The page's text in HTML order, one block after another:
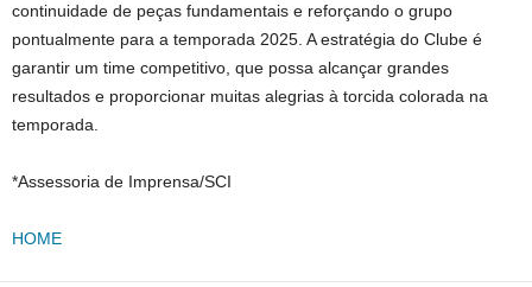
continuidade de peças fundamentais e reforçando o grupo
pontualmente para a temporada 2025. A estratégia do Clube é
garantir um time competitivo, que possa alcançar grandes
resultados e proporcionar muitas alegrias à torcida colorada na
temporada.
*Assessoria de Imprensa/SCI
HOME